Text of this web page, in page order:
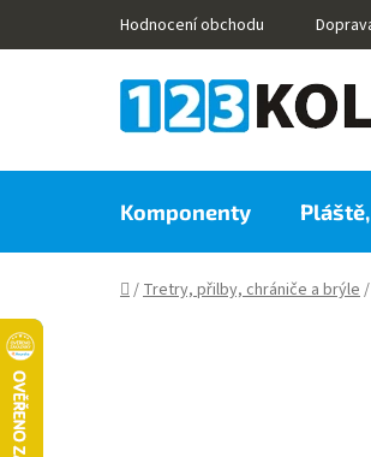
Hodnocení obchodu
Komponenty
Domů
/Tretry, přilby, chrániče a brýle/